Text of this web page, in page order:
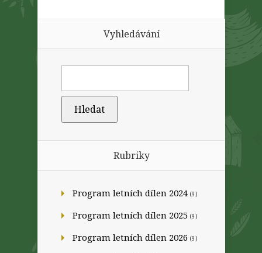
Vyhledávání
Rubriky
Program letních dílen 2024 (9)
Program letních dílen 2025 (9)
Program letních dílen 2026 (9)